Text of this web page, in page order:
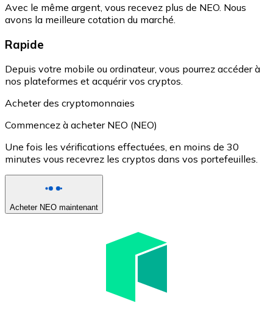
Avec le même argent, vous recevez plus de NEO. Nous
avons la meilleure cotation du marché.
Rapide
Depuis votre mobile ou ordinateur, vous pourrez accéder à
nos plateformes et acquérir vos cryptos.
Acheter des cryptomonnaies
Commencez à acheter NEO (NEO)
Une fois les vérifications effectuées, en moins de 30
minutes vous recevrez les cryptos dans vos portefeuilles.
Acheter NEO maintenant